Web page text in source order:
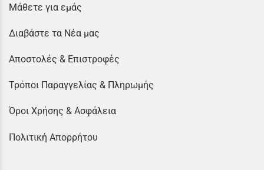
Μάθετε για εμάς
Διαβάστε τα Νέα μας
Αποστολές & Επιστροφές
Τρόποι Παραγγελίας & Πληρωμής
Όροι Χρήσης & Ασφάλεια
Πολιτική Απορρήτου